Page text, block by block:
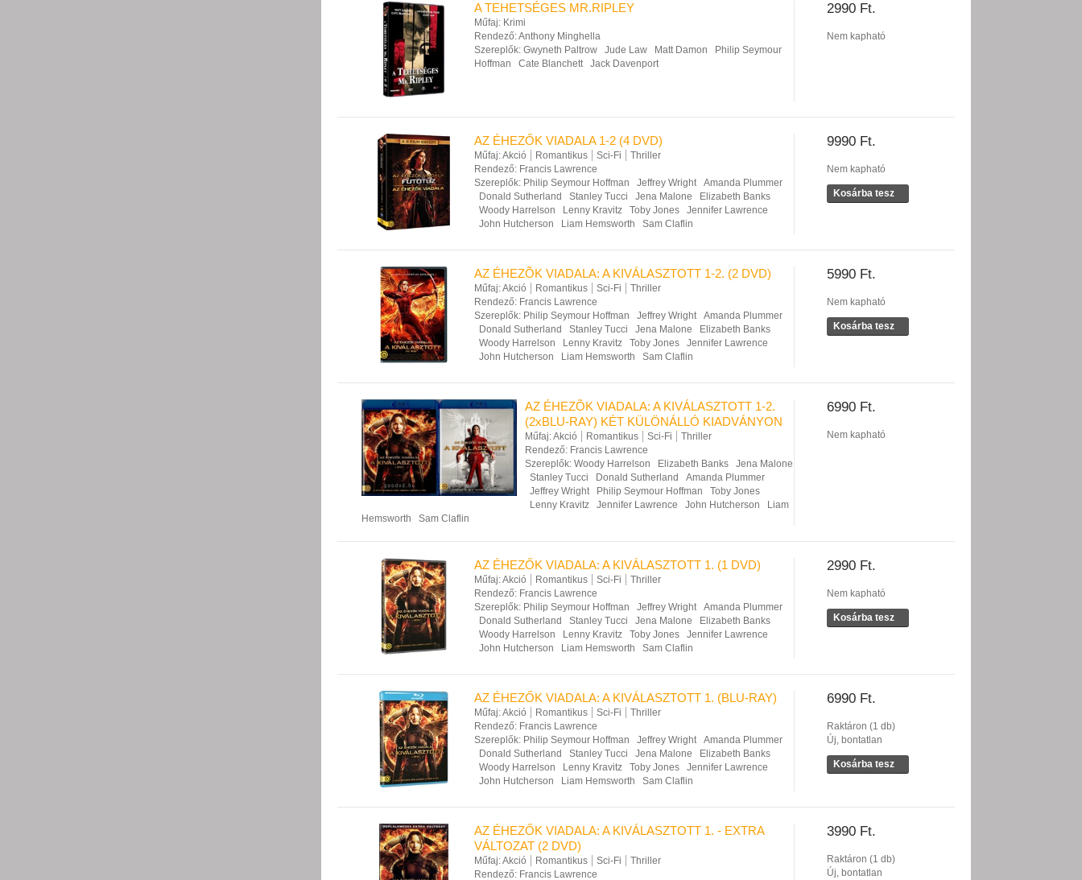
2990 Ft.
Nem kapható
A TEHETSÉGES MR.RIPLEY
Műfaj: Krimi
Rendező:Anthony Minghella
Szereplők: Gwyneth Paltrow Jude Law Matt Damon
Philip Seymour
Hoffman
Cate Blanchett Jack Davenport
9990 Ft.
Nem kapható
Kosárba tesz
AZ ÉHEZŐK VIADALA 1-2 (4 DVD)
Műfaj:Akció Romantikus Sci-Fi
Thriller
Rendező: Francis Lawrence
Szereplők: Philip Seymour Hoffman Jeffrey Wright
Amanda Plummer
Donald Sutherland
Stanley Tucci Jena Malone
Elizabeth Banks
Woody Harrelson
Lenny Kravitz Toby Jones
Jennifer Lawrence
John Hutcherson
Liam Hemsworth Sam Claflin
5990 Ft.
Nem kapható
Kosárba tesz
AZ ÉHEZÕK VIADALA: A KIVÁLASZTOTT 1-2. (2 DVD)
Műfaj:Akció Romantikus Sci-Fi
Thriller
Rendező: Francis Lawrence
Szereplők: Philip Seymour Hoffman Jeffrey Wright
Amanda Plummer
Donald Sutherland
Stanley Tucci Jena Malone
Elizabeth Banks
Woody Harrelson
Lenny Kravitz Toby Jones
Jennifer Lawrence
John Hutcherson
Liam Hemsworth Sam Claflin
6990 Ft.
Nem kapható
AZ ÉHEZÕK VIADALA: A KIVÁLASZTOTT 1-2.
(2xBLU-RAY) KÉT KÜLÖNÁLLÓ KIADVÁNYON
Műfaj:Akció Romantikus Sci-Fi
Thriller
Rendező: Francis Lawrence
Szereplők:Woody Harrelson Elizabeth Banks
Jena Malone
Stanley Tucci
Donald Sutherland
Amanda Plummer
Jeffrey Wright
Philip Seymour Hoffman
Toby Jones
Lenny Kravitz
Jennifer Lawrence John Hutcherson
Liam
Hemsworth
Sam Claflin
2990 Ft.
Nem kapható
Kosárba tesz
AZ ÉHEZŐK VIADALA: A KIVÁLASZTOTT 1. (1 DVD)
Műfaj:Akció Romantikus Sci-Fi
Thriller
Rendező: Francis Lawrence
Szereplők: Philip Seymour Hoffman Jeffrey Wright
Amanda Plummer
Donald Sutherland
Stanley Tucci Jena Malone
Elizabeth Banks
Woody Harrelson
Lenny Kravitz Toby Jones
Jennifer Lawrence
John Hutcherson
Liam Hemsworth Sam Claflin
6990 Ft.
Raktáron (1 db)
Új, bontatlan
Kosárba tesz
AZ ÉHEZŐK VIADALA: A KIVÁLASZTOTT 1. (BLU-RAY)
Műfaj:Akció Romantikus Sci-Fi
Thriller
Rendező: Francis Lawrence
Szereplők: Philip Seymour Hoffman Jeffrey Wright
Amanda Plummer
Donald Sutherland
Stanley Tucci Jena Malone
Elizabeth Banks
Woody Harrelson
Lenny Kravitz Toby Jones
Jennifer Lawrence
John Hutcherson
Liam Hemsworth Sam Claflin
3990 Ft.
Raktáron (1 db)
Új, bontatlan
AZ ÉHEZŐK VIADALA: A KIVÁLASZTOTT 1. - EXTRA
VÁLTOZAT (2 DVD)
Műfaj:Akció Romantikus Sci-Fi
Thriller
Rendező: Francis Lawrence